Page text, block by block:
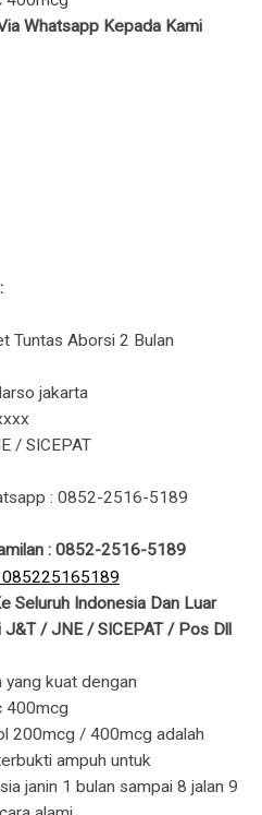
Whatsapp Kepada Kami
Tuntas Aborsi 2 Bulan
jakarta
/ SICEPAT
: 0852-2516-5189
: 0852-2516-5189
Seluruh Indonesia Dan Luar
/ JNE / SICEPAT / Pos Dll